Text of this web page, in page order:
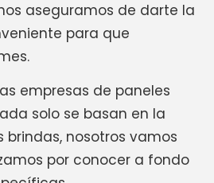
aseguramos de darte la
para que
empresas de paneles
solo se basan en la
nosotros vamos
por conocer a fondo